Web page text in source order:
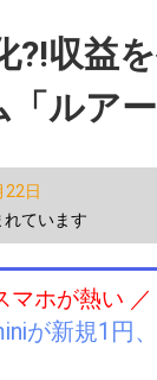
?!収益
「ルア
22日
ています
マホが熱い ／
が新規1円